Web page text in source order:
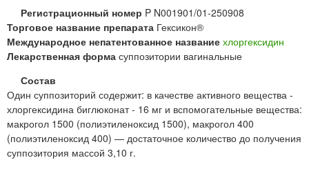
Регистрационный номер P N001901/01-250908
Торговое название препарата Гексикон®
Международное непатентованное название хлоргексидин
Лекарственная форма суппозитории вагинальные
Состав
Один суппозиторий содержит: в качестве активного вещества -
хлоргексидина биглюконат - 16 мг и вспомогательные вещества:
макрогол 1500 (полиэтиленоксид 1500), макрогол 400
(полиэтиленоксид 400) — достаточное количество до получения
суппозитория массой 3,10 г.